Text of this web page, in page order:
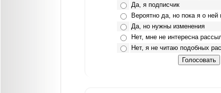
Да, я подписчик
Вероятно да, но пока я о ней
Да, но нужны изменения
Нет, мне не интересна
Нет, я не читаю подобных